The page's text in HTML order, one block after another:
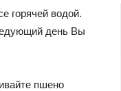
горячей водой.
день Вы
пшено